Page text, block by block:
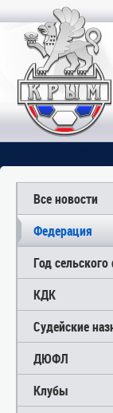
Все новости
Федерация
Год
КДК
Судейские
ДЮФЛ
Клубы